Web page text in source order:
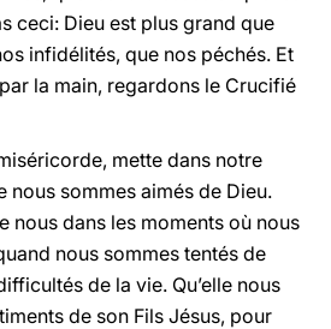
ceci: Dieu est plus grand que
infidélités, que nos péchés. Et
la main, regardons le Crucifié
mette dans notre
sommes aimés de Dieu.
nous dans les moments où nous
nous sommes tentés de
de la vie. Qu’elle nous
de son Fils Jésus, pour